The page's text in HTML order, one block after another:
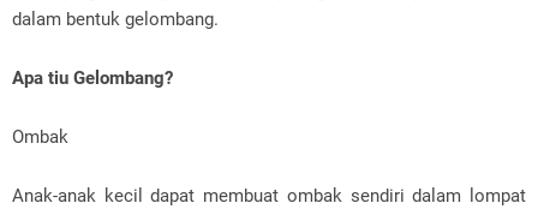
dalam bentuk gelombang.
Apa tiu Gelombang?
Ombak
Anak-anak kecil dapat membuat ombak sendiri dalam lompat